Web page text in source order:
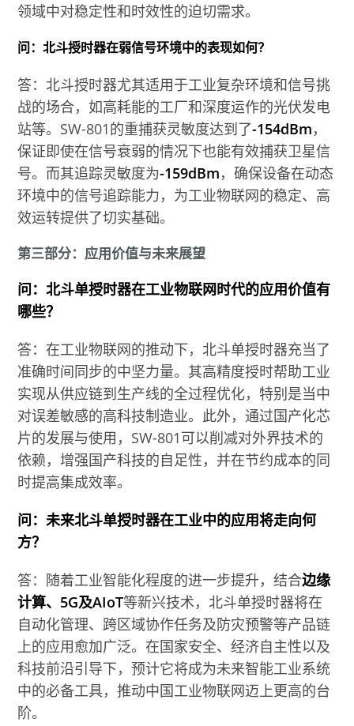
领域中对稳定性和时效性的迫切需求。
问：北斗授时器在弱信号环境中的表现如何？
答：北斗授时器尤其适用于工业复杂环境和信号挑
战的场合，如高耗能的工厂和深度运作的光伏发电
站等。SW-801的重捕获灵敏度达到了-154dBm，
保证即使在信号衰弱的情况下也能有效捕获卫星信
号。而其追踪灵敏度为-159dBm，确保设备在动态
环境中的信号追踪能力，为工业物联网的稳定、高
效运转提供了切实基础。
第三部分：应用价值与未来展望
问：北斗单授时器在工业物联网时代的应用价值有
哪些？
答：在工业物联网的推动下，北斗单授时器充当了
准确时间同步的中坚力量。其高精度授时帮助工业
实现从供应链到生产线的全过程优化，特别是当中
对误差敏感的高科技制造业。此外，通过国产化芯
片的发展与使用，SW-801可以削减对外界技术的
依赖，增强国产科技的自足性，并在节约成本的同
时提高集成效率。
问：未来北斗单授时器在工业中的应用将走向何
方？
答：随着工业智能化程度的进一步提升，结合边缘
计算、5G及AIoT等新兴技术，北斗单授时器将在
自动化管理、跨区域协作任务及防灾预警等产品链
上的应用愈加广泛。在国家安全、经济自主性以及
科技前沿引导下，预计它将成为未来智能工业系统
中的必备工具，推动中国工业物联网迈上更高的台
阶。